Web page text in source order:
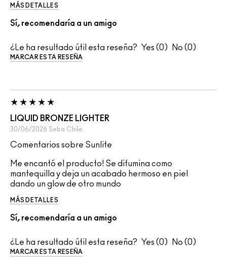
MÁS DETALLES
Sí, recomendaría a un amigo
¿Le ha resultado útil esta reseña? 0 0
MARCAR ESTA RESEÑA
LIQUID BRONZE LIGHTER
30/06/2026 Seba Chile
Comentarios sobre Sunlite
Me encantó el producto! Se difumina como
mantequilla y deja un acabado hermoso en piel
dando un glow de otro mundo
MÁS DETALLES
Sí, recomendaría a un amigo
¿Le ha resultado útil esta reseña? 0 0
MARCAR ESTA RESEÑA